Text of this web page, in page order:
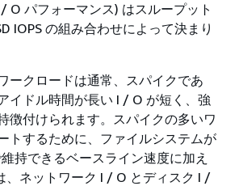
O パフォーマンス) はスループット
IOPS の組み合わせによって決まり
ークロードは通常、スパイクであ
イドル時間が長い I / O が短く、強
徴付けられます。スパイクの多いワ
トするために、ファイルシステムが
持できるベースライン速度に加え
、ネットワーク I / O とディスク I /